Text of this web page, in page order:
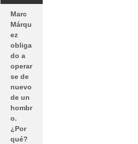
Marc
Márqu
ez
obliga
do a
operar
se de
nuevo
de un
hombr
o.
¿Por
qué?